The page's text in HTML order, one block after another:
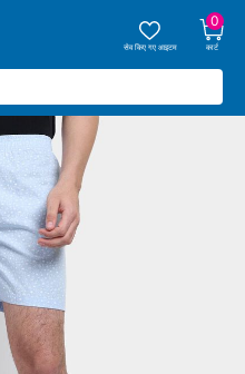
सेव किए गए आइटम
0
कार्ट